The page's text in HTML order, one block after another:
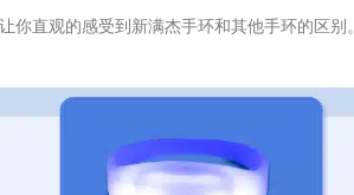
你直观的感受到新满杰手环和其他手环的区别。